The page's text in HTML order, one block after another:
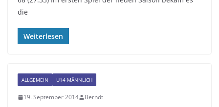
die
Weiterlesen
ALLGEMEIN U14 MÄNNLICH
19. September 2014 Berndt